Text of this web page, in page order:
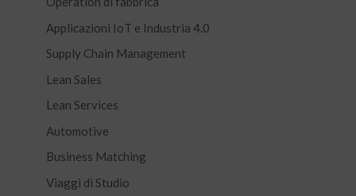
Applicazioni IoT e Industria 4.0
Supply Chain Management
Lean Sales
Lean Services
Automotive
Business Matching
Viaggi di Studio